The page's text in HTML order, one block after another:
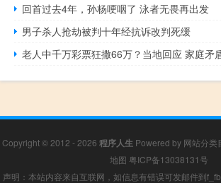
回首过去4年，孙杨哽咽了 泳者无畏再出发
男子杀人抢劫被判十年经抗诉改判死缓
老人中千万彩票狂撒66万？当地回应 家庭矛
Copyright © 2012 - 2026 程序人生 Powered by 网站分类
地图 粤ICP备13038131号
声明：本站内容来自互联网，如信息有错误可发邮件到